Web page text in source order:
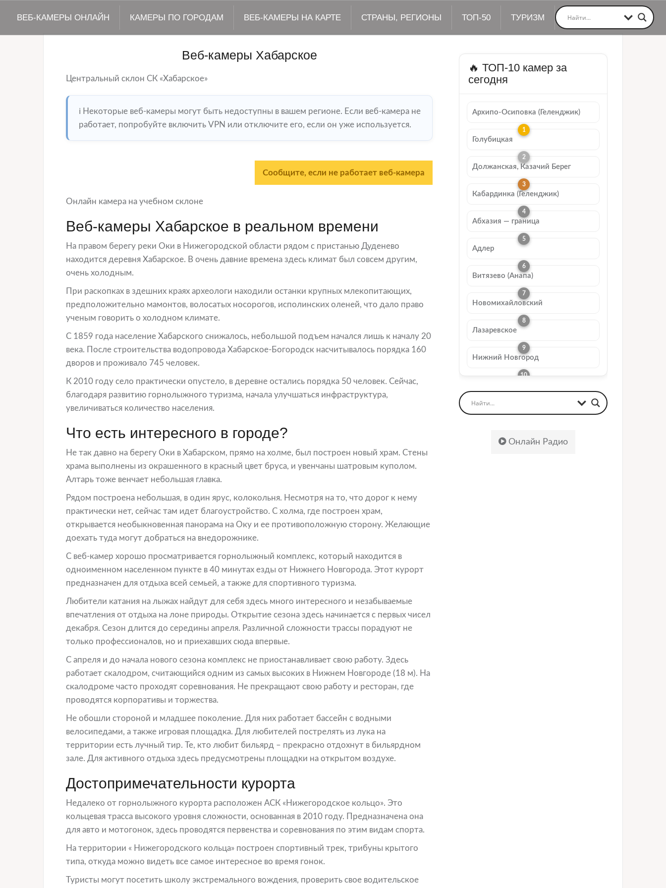
ВЕБ-КАМЕРЫ ОНЛАЙН КАМЕРЫ ПО ГОРОДАМ ВЕБ-КАМЕРЫ НА КАРТЕ СТРАНЫ, РЕГИОНЫ ТОП-50 ТУРИЗМ
Веб-камеры Хабарское
Центральный склон СК «Хабарское»
ℹ️ Некоторые веб-камеры могут быть недоступны в вашем регионе. Если веб-камера не
работает, попробуйте включить VPN или отключите его, если он уже используется.
Сообщите, если не работает веб-камера
Онлайн камера на учебном склоне
Веб-камеры Хабарское в реальном времени
На правом берегу реки Оки в Нижегородской области рядом с пристанью Дуденево
находится деревня Хабарское. В очень давние времена здесь климат был совсем другим,
очень холодным.
При раскопках в здешних краях археологи находили останки крупных млекопитающих,
предположительно мамонтов, волосатых носорогов, исполинских оленей, что дало право
ученым говорить о холодном климате.
С 1859 года население Хабарского снижалось, небольшой подъем начался лишь к началу 20
века. После строительства водопровода Хабарское-Богородск насчитывалось порядка 160
дворов и проживало 745 человек.
К 2010 году село практически опустело, в деревне остались порядка 50 человек. Сейчас,
благодаря развитию горнолыжного туризма, начала улучшаться инфраструктура,
увеличиваться количество населения.
Что есть интересного в городе?
Не так давно на берегу Оки в Хабарском, прямо на холме, был построен новый храм. Стены
храма выполнены из окрашенного в красный цвет бруса, и увенчаны шатровым куполом.
Алтарь тоже венчает небольшая главка.
Рядом построена небольшая, в один ярус, колокольня. Несмотря на то, что дорог к нему
практически нет, сейчас там идет благоустройство. С холма, где построен храм,
открывается необыкновенная панорама на Оку и ее противоположную сторону. Желающие
доехать туда могут добраться на внедорожнике.
С веб-камер хорошо просматривается горнолыжный комплекс, который находится в
одноименном населенном пункте в 40 минутах езды от Нижнего Новгорода. Этот курорт
предназначен для отдыха всей семьей, а также для спортивного туризма.
Любители катания на лыжах найдут для себя здесь много интересного и незабываемые
впечатления от отдыха на лоне природы. Открытие сезона здесь начинается с первых чисел
декабря. Сезон длится до середины апреля. Различной сложности трассы порадуют не
только профессионалов, но и приехавших сюда впервые.
С апреля и до начала нового сезона комплекс не приостанавливает свою работу. Здесь
работает скалодром, считающийся одним из самых высоких в Нижнем Новгороде (18 м). На
скалодроме часто проходят соревнования. Не прекращают свою работу и ресторан, где
проводятся корпоративы и торжества.
Не обошли стороной и младшее поколение. Для них работает бассейн с водными
велосипедами, а также игровая площадка. Для любителей пострелять из лука на
территории есть лучный тир. Те, кто любит бильярд – прекрасно отдохнут в бильярдном
зале. Для активного отдыха здесь предусмотрены площадки на открытом воздухе.
Достопримечательности курорта
Недалеко от горнолыжного курорта расположен АСК «Нижегородское кольцо». Это
кольцевая трасса высокого уровня сложности, основанная в 2010 году. Предназначена она
для авто и мотогонок, здесь проводятся первенства и соревнования по этим видам спорта.
На территории « Нижегородского кольца» построен спортивный трек, трибуны крытого
типа, откуда можно видеть все самое интересное во время гонок.
Туристы могут посетить школу экстремального вождения, проверить свое водительское
🔥 ТОП-10 камер за
сегодня
Архипо-Осиповка (Геленджик)
Голубицкая
Должанская, Казачий Берег
Кабардинка (Геленджик)
Абхазия — граница
Адлер
Витязево (Анапа)
Новомихайловский
Лазаревское
Нижний Новгород
Онлайн Радио